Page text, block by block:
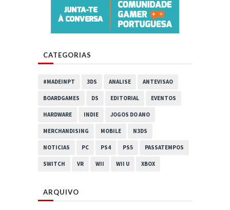
CATEGORIAS
#MADEINPT 3DS ANALISE ANTEVISAO
BOARDGAMES DS EDITORIAL EVENTOS
HARDWARE INDIE JOGOS DO ANO
MERCHANDISING MOBILE N3DS
NOTICIAS PC PS4 PS5 PASSATEMPOS
SWITCH VR WII WII U XBOX
ARQUIVO